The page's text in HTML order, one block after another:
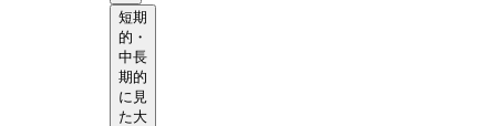
短期
的・
中長
期的
に見
た大